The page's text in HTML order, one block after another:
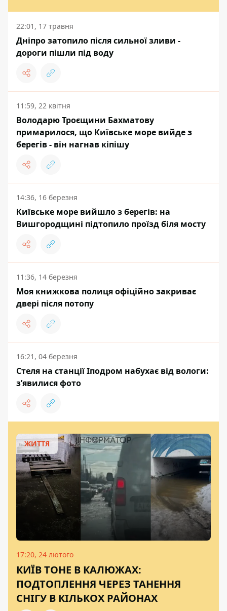
22:01, 17 травня
Дніпро затопило після сильної зливи -
дороги пішли під воду
11:59, 22 квітня
Володарю Троєщини Бахматову
примарилося, що Київське море вийде з
берегів - він нагнав кіпішу
14:36, 16 березня
Київське море вийшло з берегів: на
Вишгородщині підтопило проїзд біля мосту
11:36, 14 березня
Моя книжкова полиця офіційно закриває
двері після потопу
16:21, 04 березня
Стеля на станції Іподром набухає від вологи:
з’явилися фото
ЖИТТЯ
17:20, 24 лютого
КИЇВ ТОНЕ В КАЛЮЖАХ:
ПОДТОПЛЕННЯ ЧЕРЕЗ ТАНЕННЯ
СНІГУ В КІЛЬКОХ РАЙОНАХ